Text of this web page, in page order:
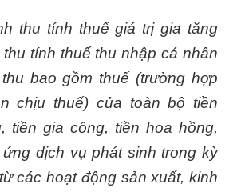
thu tính thuế giá trị gia tăng
tính thuế thu nhập cá nhân
bao gồm thuế (trường hợp
chịu thuế) của toàn bộ tiền
tiền gia công, tiền hoa hồng,
dịch vụ phát sinh trong kỳ
các hoạt động sản xuất, kinh